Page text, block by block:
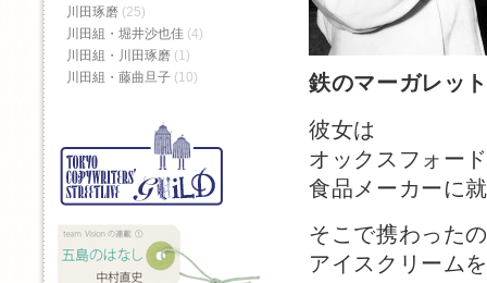
鉄のマーガレ
彼女は
オックスフォー
食品メーカーに
そこで携わった
アイスクリーム
川田琢磨 (25)
川田組・堀井沙也佳 (4)
川田組・川田琢磨 (1)
川田組・藤曲旦子 (10)